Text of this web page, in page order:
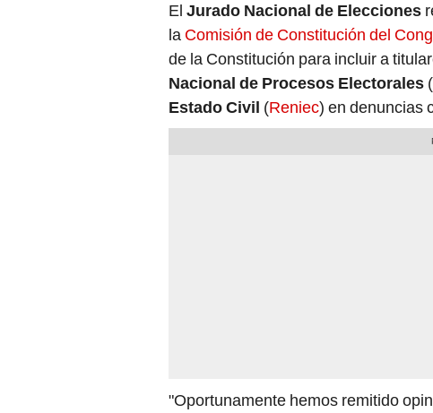
El Jurado Nacional de Elecciones
la Comisión de Constitución del
de la Constitución para incluir a
Nacional de Procesos Electorales (
Estado Civil (Reniec) en denuncias
"Oportunamente hemos remitido